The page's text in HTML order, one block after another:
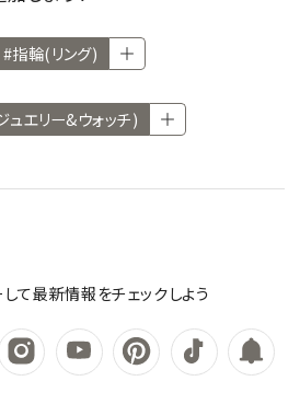
#指輪(リング)
エリー&ウォッチ)
て最新情報をチェックしよう